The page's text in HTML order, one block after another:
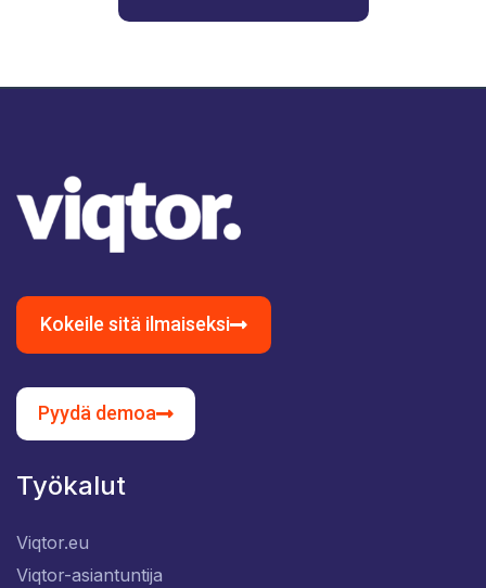
Kokeile sitä ilmaiseksi
Pyydä demoa
Työkalut
Viqtor.eu
Viqtor-asiantuntija